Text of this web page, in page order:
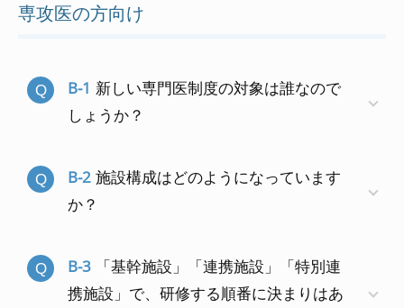
専攻医の方向け
B-1 新しい専門医制度の対象は誰なので
しょうか？
B-2 施設構成はどのようになっています
か？
B-3
「基幹施設」「連携施設」「特別連
携施設」で、研修する順番に決まりはあ